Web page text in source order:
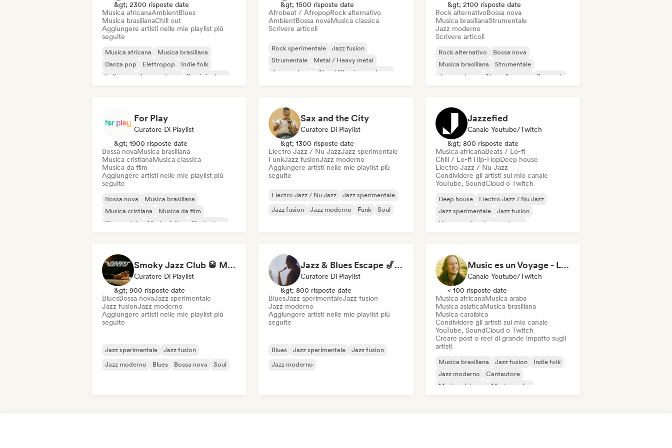
&gt; 2300 risposte date
Musica africanaAmbientBlues
Musica brasilianaChill out
Aggiungere artisti nelle mie playlist più
seguite
Musica africana
Musica brasiliana
Danza pop
Elettropop
Indie folk
Indie pop
Jazz moderno Rap in inglese
&gt; 1500 risposte date
Afrobeat / AfropopRock alternativo
AmbientBossa novaMusica classica
Scrivere articoli
Rock sperimentale
Jazz fusion
Strumentale
Metal / Heavy metal
Jazz moderno
Neo / Classico moderno
&gt; 2100 risposte date
Rock alternativoBossa nova
Musica brasilianaStrumentale
Jazz moderno
Scrivere articoli
Rock alternativo
Bossa nova
Musica brasiliana
Strumentale
Jazz moderno
Nouvelle scene
Pop rock
For Play
Curatore Di Playlist
&gt; 1900 risposte date
Bossa novaMusica brasiliana
Musica cristianaMusica classica
Musica da film
Aggiungere artisti nelle mie playlist più
seguite
Bossa nova
Musica brasiliana
Musica cristiana
Musica da film
Strumentale
Musica latina
Cantautore
Sax and the City
Curatore Di Playlist
&gt; 1300 risposte date
Electro Jazz / Nu JazzJazz sperimentale
FunkJazz fusionJazz moderno
Aggiungere artisti nelle mie playlist più
seguite
Electro Jazz / Nu Jazz
Jazz sperimentale
Jazz fusion
Jazz moderno Funk Soul
Jazzefied
Canale Youtube/Twitch
&gt; 800 risposte date
Musica africanaBeats / Lo-fi
Chill / Lo-fi Hip-HopDeep house
Electro Jazz / Nu Jazz
Condividere gli artisti sul mio canale
YouTube, SoundCloud o Twitch
Deep house
Electro Jazz / Nu Jazz
Jazz sperimentale
Jazz fusion
House music
Jazz moderno
Smoky Jazz Club 🥃 Modern Jazz & Jazz Fusion to Sip an Old Fashioned to
Curatore Di Playlist
&gt; 900 risposte date
BluesBossa novaJazz sperimentale
Jazz fusionJazz moderno
Aggiungere artisti nelle mie playlist più
seguite
Jazz sperimentale
Jazz fusion
Jazz moderno
Blues Bossa nova Soul
Jazz & Blues Escape 🎷 Vocal Jazz, Soul Blues & Classic Standards
Curatore Di Playlist
&gt; 800 risposte date
BluesJazz sperimentaleJazz fusion
Jazz moderno
Aggiungere artisti nelle mie playlist più
seguite
Blues Jazz sperimentale
Jazz fusion
Jazz moderno
Music es un Voyage - Luis Reys
Canale Youtube/Twitch
< 100 risposte date
Musica africanaMusica araba
Musica asiaticaMusica brasiliana
Musica caraibica
Condividere gli artisti sul mio canale
YouTube, SoundCloud o Twitch
Creare post o reel di grande impatto sugli
artisti
Musica brasiliana Jazz fusion
Indie folk
Jazz moderno
Cantautore
Musica africana
Musica araba